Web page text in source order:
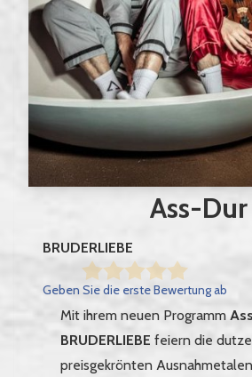
Anmelden
Ass-Dur
BRUDERLIEBE
Geben Sie die erste Bewertung ab
Mit ihrem neuen Programm
BRUDERLIEBE feiern die
preisgekrönten